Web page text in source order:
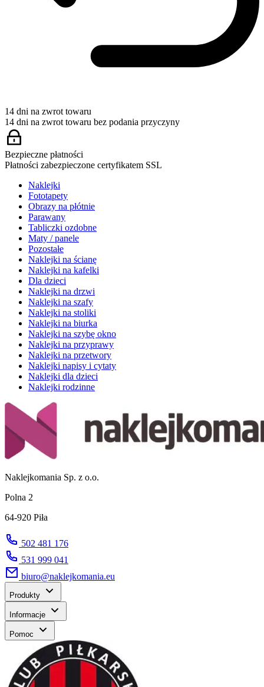
14 dni na zwrot towaru
14 dni na zwrot towaru bez podania przyczyny
Bezpieczne płatności
Płatności zabezpieczone certyfikatem SSL
Naklejki
Fototapety
Obrazy na płótnie
Parawany
Tabliczki ozdobne
Maty / panele
Pozostałe
Naklejki na ścianę
Naklejki na kafelki
Dla dzieci
Naklejki na drzwi
Naklejki na szafy
Naklejki na stoliki
Naklejki na biurka
Naklejki na szybę okno
Naklejki na przyprawy
Naklejki na przetwory
Naklejki napisy i cytaty
Naklejki dla dzieci
Naklejki rodzinne
Naklejkomania Sp. z o.o.
Polna 2
64-920 Piła
502 481 176
531 999 041
biuro@naklejkomania.eu
Produkty
Informacje
Pomoc